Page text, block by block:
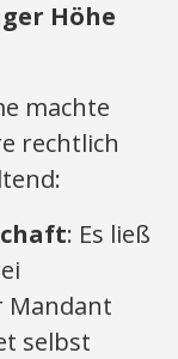
Höhe
machte
rechtlich
: Es ließ
Mandant
selbst